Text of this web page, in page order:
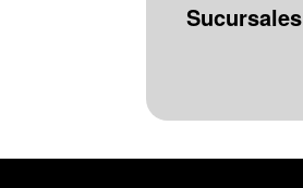
Sucursales